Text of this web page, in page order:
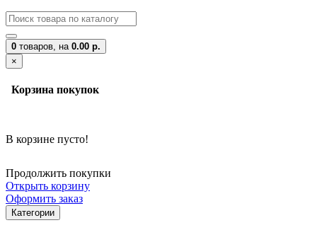
0 товаров, на 0.00 р.
×
Корзина покупок
В корзине пусто!
Продолжить покупки
Открыть корзину
Оформить заказ
Категории